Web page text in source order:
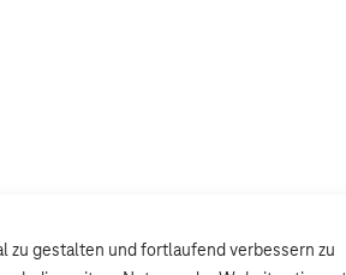
zu gestalten und fortlaufend verbessern zu